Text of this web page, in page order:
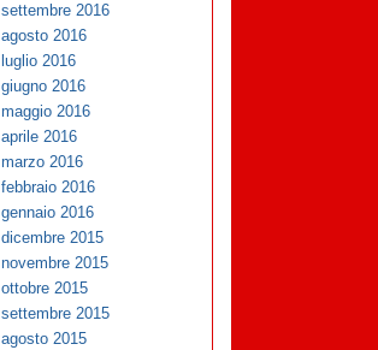
settembre 2016
agosto 2016
luglio 2016
giugno 2016
maggio 2016
aprile 2016
marzo 2016
febbraio 2016
gennaio 2016
dicembre 2015
novembre 2015
ottobre 2015
settembre 2015
agosto 2015